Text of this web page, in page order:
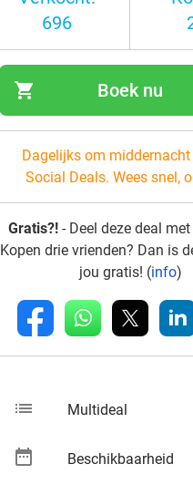
696
shopping_cart Boek nu
Dagelijks om middernacht
Social Deals. Wees snel,
Gratis?! - Deel deze deal
Kopen drie vrienden? Dan is
jou gratis! (info)
fb whatsapp linkedin
list Multideal
date_range Beschikbaarheid